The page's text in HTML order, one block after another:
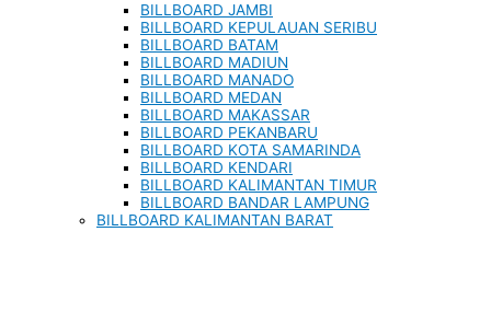
BILLBOARD JAMBI
BILLBOARD KEPULAUAN SERIBU
BILLBOARD BATAM
BILLBOARD MADIUN
BILLBOARD MANADO
BILLBOARD MEDAN
BILLBOARD MAKASSAR
BILLBOARD PEKANBARU
BILLBOARD KOTA SAMARINDA
BILLBOARD KENDARI
BILLBOARD KALIMANTAN TIMUR
BILLBOARD BANDAR LAMPUNG
BILLBOARD KALIMANTAN BARAT